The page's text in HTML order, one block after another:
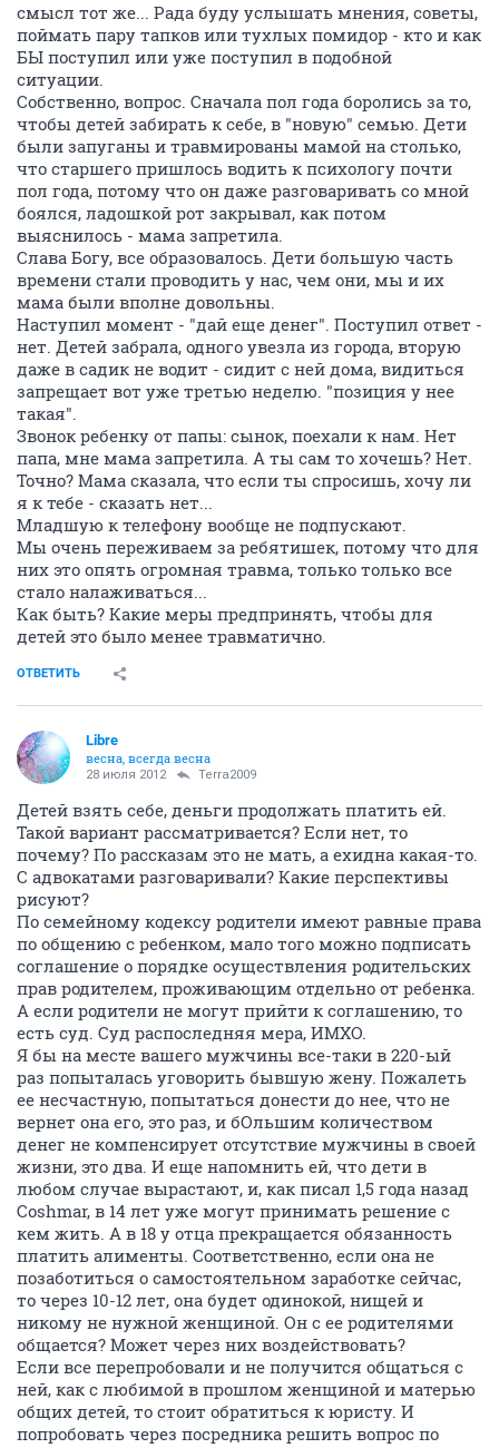
смысл тот же... Рада буду услышать мнения, советы,
поймать пару тапков или тухлых помидор - кто и как
БЫ поступил или уже поступил в подобной
ситуации.
Собственно, вопрос. Сначала пол года боролись за то,
чтобы детей забирать к себе, в "новую" семью. Дети
были запуганы и травмированы мамой на столько,
что старшего пришлось водить к психологу почти
пол года, потому что он даже разговаривать со мной
боялся, ладошкой рот закрывал, как потом
выяснилось - мама запретила.
Слава Богу, все образовалось. Дети большую часть
времени стали проводить у нас, чем они, мы и их
мама были вполне довольны.
Наступил момент - "дай еще денег". Поступил ответ -
нет. Детей забрала, одного увезла из города, вторую
даже в садик не водит - сидит с ней дома, видиться
запрещает вот уже третью неделю. "позиция у нее
такая".
Звонок ребенку от папы: сынок, поехали к нам. Нет
папа, мне мама запретила. А ты сам то хочешь? Нет.
Точно? Мама сказала, что если ты спросишь, хочу ли
я к тебе - сказать нет...
Младшую к телефону вообще не подпускают.
Мы очень переживаем за ребятишек, потому что для
них это опять огромная травма, только только все
стало налаживаться...
Как быть? Какие меры предпринять, чтобы для
детей это было менее травматично.
ОТВЕТИТЬ
Libre
весна, всегда весна
28 июля 2012 Terra2009
Детей взять себе, деньги продолжать платить ей.
Такой вариант рассматривается? Если нет, то
почему? По рассказам это не мать, а ехидна какая-то.
С адвокатами разговаривали? Какие перспективы
рисуют?
По семейному кодексу родители имеют равные права
по общению с ребенком, мало того можно подписать
соглашение о порядке осуществления родительских
прав родителем, проживающим отдельно от ребенка.
А если родители не могут прийти к соглашению, то
есть суд. Суд распоследняя мера, ИМХО.
Я бы на месте вашего мужчины все-таки в 220-ый
раз попыталась уговорить бывшую жену. Пожалеть
ее несчастную, попытаться донести до нее, что не
вернет она его, это раз, и бОльшим количеством
денег не компенсирует отсутствие мужчины в своей
жизни, это два. И еще напомнить ей, что дети в
любом случае вырастают, и, как писал 1,5 года назад
Coshmar, в 14 лет уже могут принимать решение с
кем жить. А в 18 у отца прекращается обязанность
платить алименты. Соответственно, если она не
позаботиться о самостоятельном заработке сейчас,
то через 10-12 лет, она будет одинокой, нищей и
никому не нужной женщиной. Он с ее родителями
общается? Может через них воздействовать?
Если все перепробовали и не получится общаться с
ней, как с любимой в прошлом женщиной и матерью
общих детей, то стоит обратиться к юристу. И
попробовать через посредника решить вопрос по